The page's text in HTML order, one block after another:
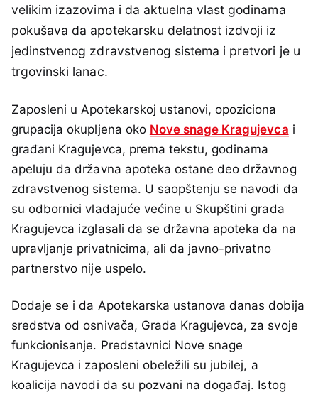
velikim izazovima i da aktuelna vlast godinama
pokušava da apotekarsku delatnost izdvoji iz
jedinstvenog zdravstvenog sistema i pretvori je u
trgovinski lanac.
Zaposleni u Apotekarskoj ustanovi, opoziciona
grupacija okupljena oko Nove snage Kragujevca i
građani Kragujevca, prema tekstu, godinama
apeluju da državna apoteka ostane deo državnog
zdravstvenog sistema. U saopštenju se navodi da
su odbornici vladajuće većine u Skupštini grada
Kragujevca izglasali da se državna apoteka da na
upravljanje privatnicima, ali da javno-privatno
partnerstvo nije uspelo.
Dodaje se i da Apotekarska ustanova danas dobija
sredstva od osnivača, Grada Kragujevca, za svoje
funkcionisanje. Predstavnici Nove snage
Kragujevca i zaposleni obeležili su jubilej, a
koalicija navodi da su pozvani na događaj. Istog